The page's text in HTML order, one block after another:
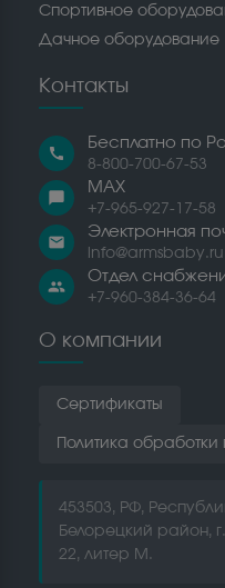
Спортивное
Дачное оборудование
Контакты
call
Бесплатно по
8-800-700-67-53
chat_bubble
MAX
+7-965-927-17-58
email
Электронная
info@armsbaby.ru
people
Отдел
+7-960-384-36-64
О компании
Сертификаты
Политика
453503, РФ,
Белорецкий район,
22, литер М.